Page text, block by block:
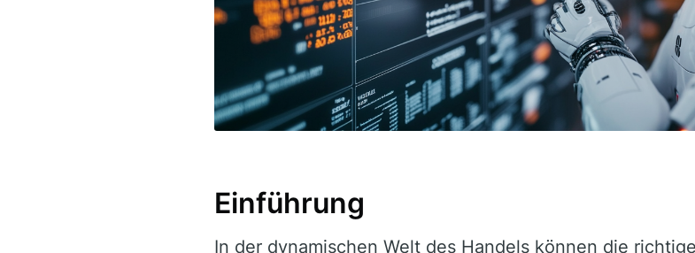
Einführung
In der dynamischen Welt des Handels können die